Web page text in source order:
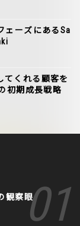
ェーズにあるSa
てくれる顧客を
初期成長戦略
観察眼